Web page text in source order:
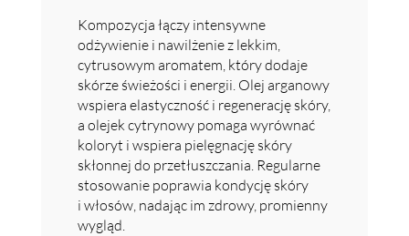
Kompozycja łączy intensywne
odżywienie i nawilżenie z lekkim,
cytrusowym aromatem, który dodaje
skórze świeżości i energii. Olej arganowy
wspiera elastyczność i regenerację skóry,
a olejek cytrynowy pomaga wyrównać
koloryt i wspiera pielęgnację skóry
skłonnej do przetłuszczania. Regularne
stosowanie poprawia kondycję skóry
i włosów, nadając im zdrowy, promienny
wygląd.